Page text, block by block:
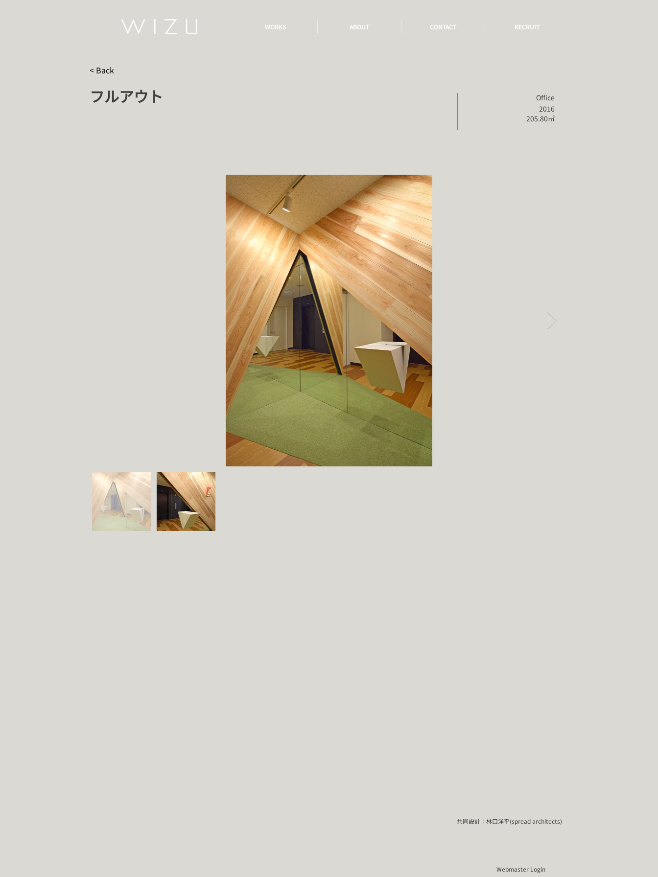
WORKS ABOUT CONTACT RECRUIT
< Back
フルアウト
Office
2016
205.80㎡
共同設計：林口洋平(spread architects)
Webmaster Login